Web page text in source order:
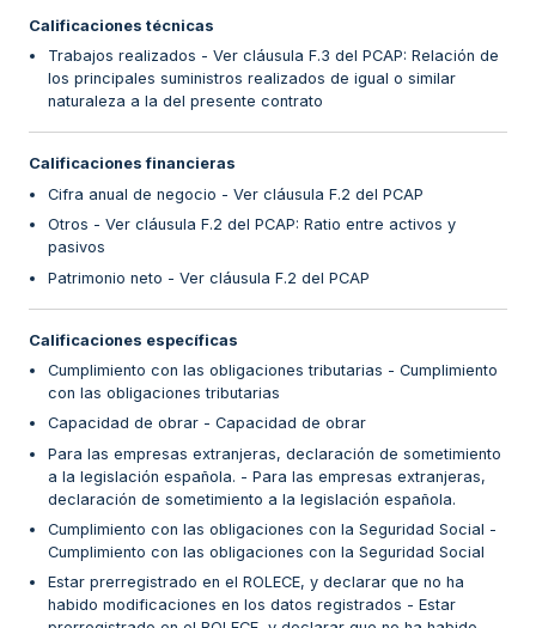
Calificaciones técnicas
Trabajos realizados - Ver cláusula F.3 del PCAP: Relación de
los principales suministros realizados de igual o similar
naturaleza a la del presente contrato
Calificaciones financieras
Cifra anual de negocio - Ver cláusula F.2 del PCAP
Otros - Ver cláusula F.2 del PCAP: Ratio entre activos y
pasivos
Patrimonio neto - Ver cláusula F.2 del PCAP
Calificaciones específicas
Cumplimiento con las obligaciones tributarias - Cumplimiento
con las obligaciones tributarias
Capacidad de obrar - Capacidad de obrar
Para las empresas extranjeras, declaración de sometimiento
a la legislación española. - Para las empresas extranjeras,
declaración de sometimiento a la legislación española.
Cumplimiento con las obligaciones con la Seguridad Social -
Cumplimiento con las obligaciones con la Seguridad Social
Estar prerregistrado en el ROLECE, y declarar que no ha
habido modificaciones en los datos registrados - Estar